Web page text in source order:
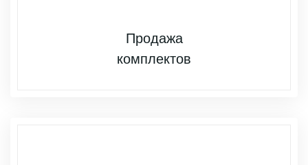
Продажа
комплектов